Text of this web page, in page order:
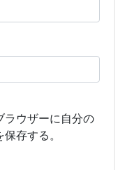
ラウザーに自分の
存する。